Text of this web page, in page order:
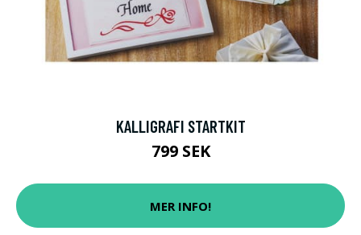
KALLIGRAFI STARTKIT
799 SEK
MER INFO!